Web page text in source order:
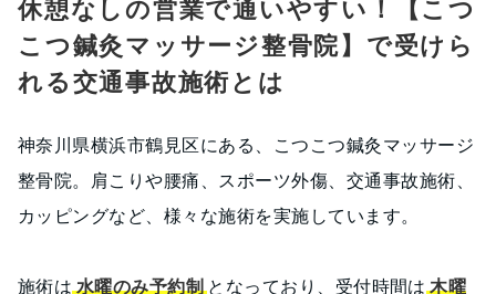
休憩なしの営業で通いやすい！【こつ
こつ鍼灸マッサージ整骨院】で受けら
れる交通事故施術とは
神奈川県横浜市鶴見区にある、こつこつ鍼灸マッサージ
整骨院。肩こりや腰痛、スポーツ外傷、交通事故施術、
カッピングなど、様々な施術を実施しています。
施術は水曜のみ予約制 となっており、受付時間は 木曜